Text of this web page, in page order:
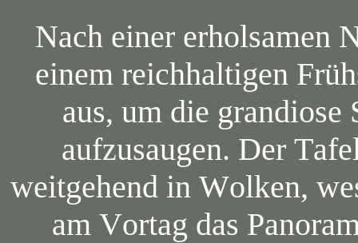
Nach einer erholsamen
einem reichhaltigen
aus, um die
aufzusaugen. Der
weitgehend in Wolken,
am Vortag das